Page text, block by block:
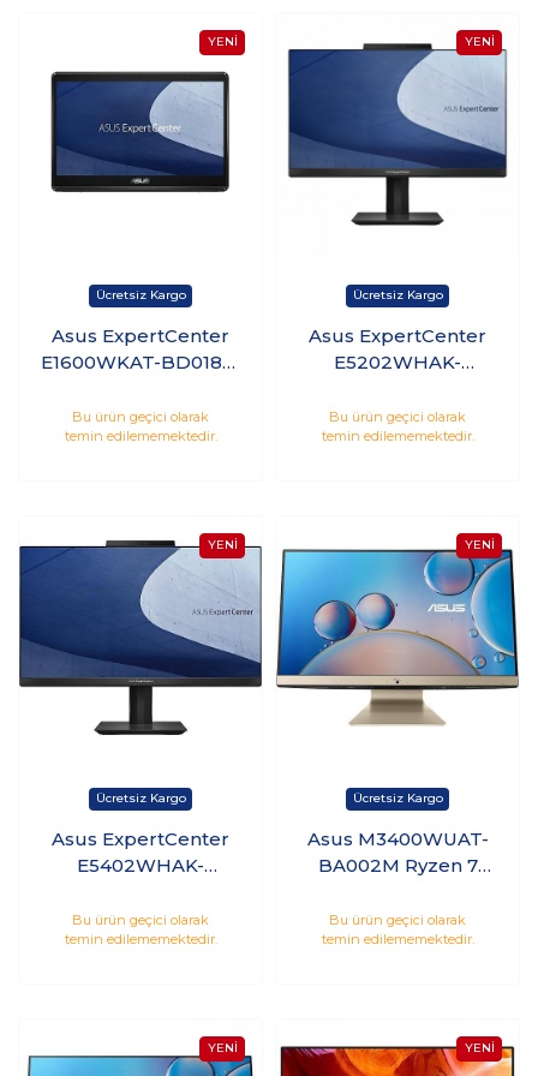
Asus ExpertCenter
E1600WKAT-BD018M
256GB SSD 15.6
Touch Freedos
Bu ürün geçici olarak
temin edilememektedir.
Asus ExpertCenter
E5202WHAK-
8GB 512GB SSD 21.5
Freedos
Bu ürün geçici olarak
temin edilememektedir.
Asus ExpertCenter
E5402WHAK-
8GB 512GB SSD 23.8
Freedos
Bu ürün geçici olarak
temin edilememektedir.
Asus M3400WUAT-
BA002M Ryzen 7
512GB SSD 23.8
Freedos
Bu ürün geçici olarak
temin edilememektedir.